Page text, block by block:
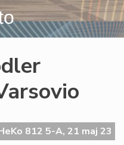
812 5-A, 21 maj 23